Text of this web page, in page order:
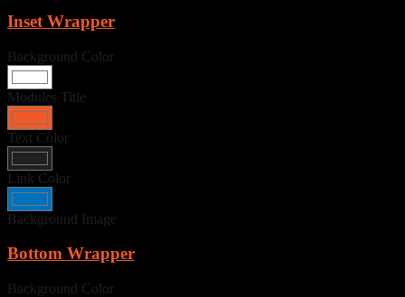
Inset Wrapper
Background Color
Modules Title
Text Color
Link Color
Background Image
Bottom Wrapper
Background Color